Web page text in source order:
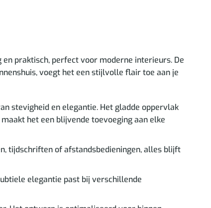
praktisch, perfect voor moderne interieurs. De
voegt het een stijlvolle flair toe aan je
stevigheid en elegantie. Het gladde oppervlak
het een blijvende toevoeging aan elke
tijdschriften of afstandsbedieningen, alles blijft
elegantie past bij verschillende